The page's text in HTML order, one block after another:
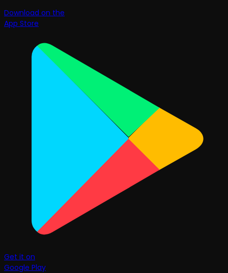
Download on the
App Store
Get it on
Google Play